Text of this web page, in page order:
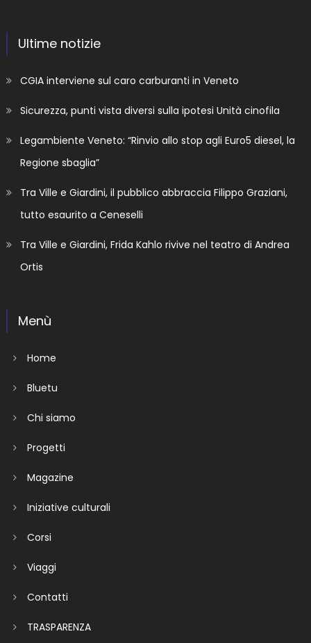
Ultime notizie
CGIA interviene sul caro carburanti in Veneto
Sicurezza, punti vista diversi sulla ipotesi Unità cinofila
Legambiente Veneto: “Rinvio allo stop agli Euro5 diesel, la
Regione sbaglia”
Tra Ville e Giardini, il pubblico abbraccia Filippo Graziani,
tutto esaurito a Ceneselli
Tra Ville e Giardini, Frida Kahlo rivive nel teatro di Andrea
Ortis
Menù
Home
Bluetu
Chi siamo
Progetti
Magazine
Iniziative culturali
Corsi
Viaggi
Contatti
TRASPARENZA